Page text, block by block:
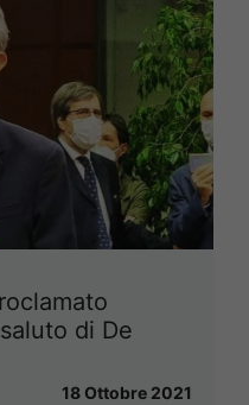
di De
18 Ottobre 2021